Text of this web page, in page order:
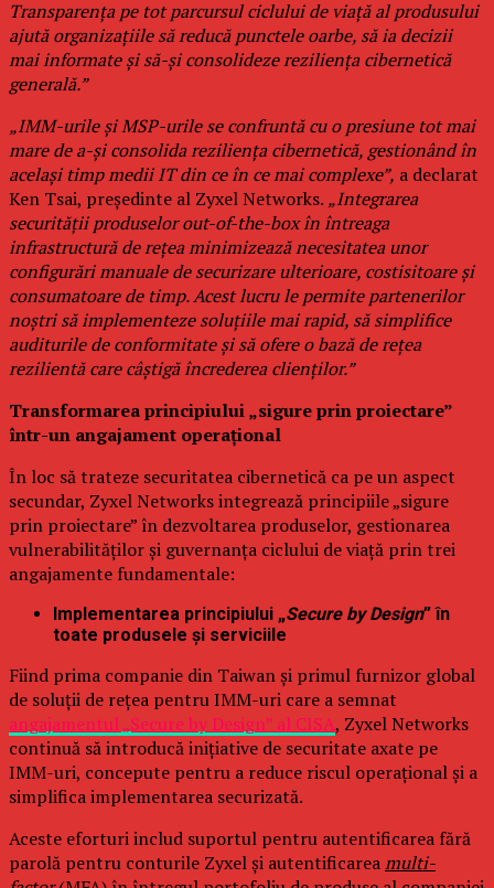
Transparența pe tot parcursul ciclului de viață al produsului
ajută organizațiile să reducă punctele oarbe, să ia decizii
mai informate și să-și consolideze reziliența cibernetică
generală.”
„IMM-urile și MSP-urile se confruntă cu o presiune tot mai
mare de a-și consolida reziliența cibernetică, gestionând în
același timp medii IT din ce în ce mai complexe”, a declarat
Ken Tsai, președinte al Zyxel Networks. „Integrarea
securității produselor out-of-the-box în întreaga
infrastructură de rețea minimizează necesitatea unor
configurări manuale de securizare ulterioare, costisitoare și
consumatoare de timp. Acest lucru le permite partenerilor
noștri să implementeze soluțiile mai rapid, să simplifice
auditurile de conformitate și să ofere o bază de rețea
rezilientă care câștigă încrederea clienților.”
Transformarea principiului „sigure prin proiectare”
într-un angajament operațional
În loc să trateze securitatea cibernetică ca pe un aspect
secundar, Zyxel Networks integrează principiile „sigure
prin proiectare” în dezvoltarea produselor, gestionarea
vulnerabilităților și guvernanța ciclului de viață prin trei
angajamente fundamentale:
Implementarea principiului „Secure by Design” în
toate produsele și serviciile
Fiind prima companie din Taiwan și primul furnizor global
de soluții de rețea pentru IMM-uri care a semnat
angajamentul „Secure by Design” al CISA, Zyxel Networks
continuă să introducă inițiative de securitate axate pe
IMM-uri, concepute pentru a reduce riscul operațional și a
simplifica implementarea securizată.
Aceste eforturi includ suportul pentru autentificarea fără
parolă pentru conturile Zyxel și autentificareamulti-